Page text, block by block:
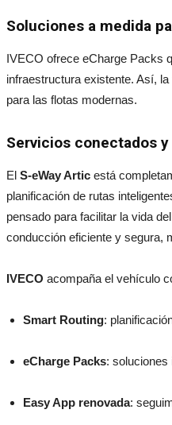
Soluciones a medida
IVECO ofrece eCharge Packs
infraestructura existente. Así,
para las flotas modernas.
Servicios conectados
El S-eWay Artic está
planificación de rutas
pensado para facilitar la vida
conducción eficiente y segura,
IVECO acompaña el vehículo
Smart Routing:
eCharge Packs: soluciones
Easy App renovada: